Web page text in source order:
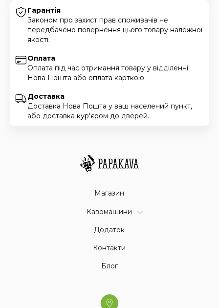
Гарантія
Законом про захист прав споживачів не
передбачено повернення цього товару належної
якості.
Оплата
Оплата під час отримання товару у відділенні
Нова Пошта або оплата карткою.
Доставка
Доставка Нова Пошта у ваш населений пункт,
або доставка кур'єром до дверей.
Магазин
Кавомашини
Додаток
Контакти
Блог